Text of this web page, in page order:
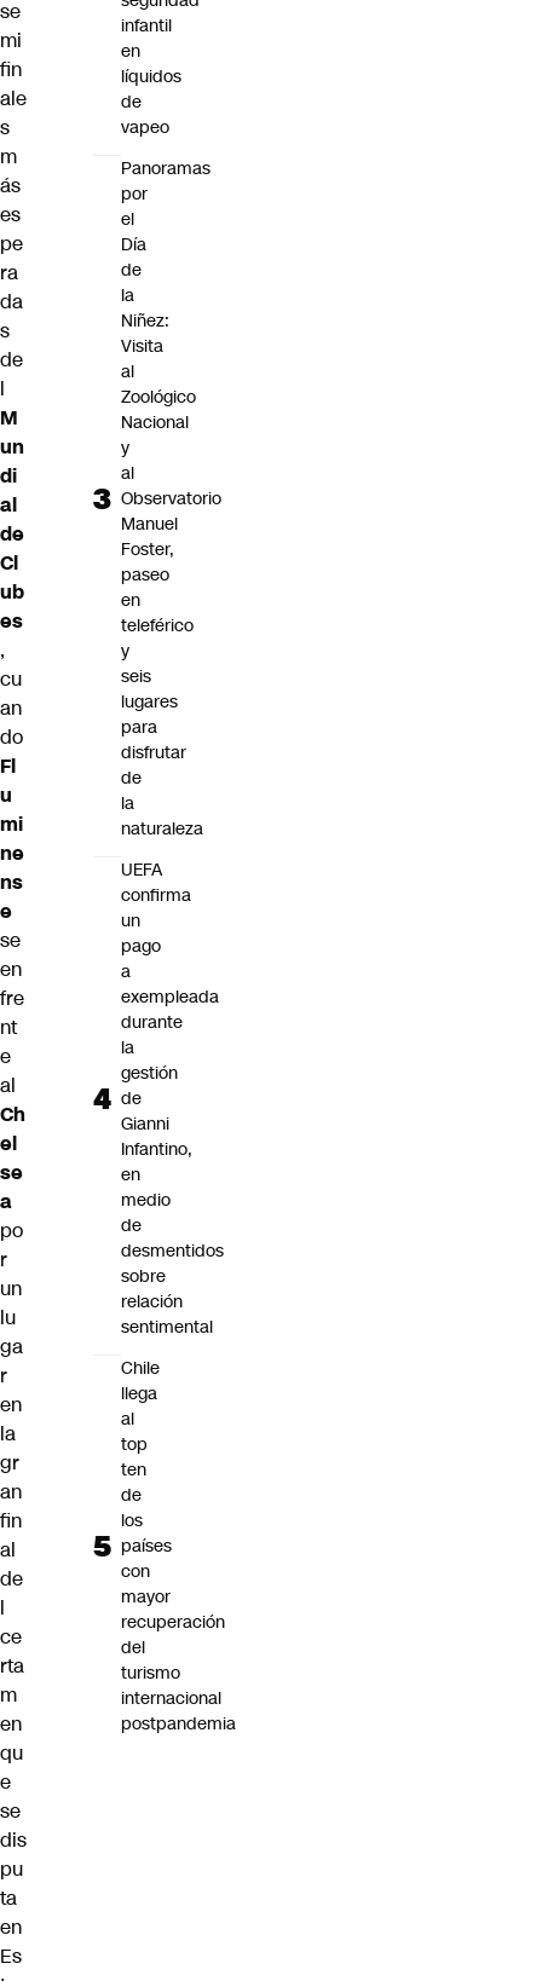
se
mi
fin
ale
s
m
ás
es
pe
ra
da
s
de
l
M
un
di
al
de
Cl
ub
es
,
cu
an
do
Fl
u
mi
ne
ns
e
se
en
fre
nt
e
al
Ch
el
se
a
po
r
un
lu
ga
r
en
la
gr
an
fin
al
de
l
ce
rta
m
en
qu
e
se
dis
pu
ta
en
Es
infantil
en
líquidos
de
vapeo
Panoramas
por
el
Día
de
la
Niñez:
Visita
al
Zoológico
Nacional
y
al
Observatorio
Manuel
Foster,
paseo
en
teleférico
y
seis
lugares
para
disfrutar
de
la
naturaleza
UEFA
confirma
un
pago
a
exempleada
durante
la
gestión
de
Gianni
Infantino,
en
medio
de
desmentidos
sobre
relación
sentimental
Chile
llega
al
top
ten
de
los
países
con
mayor
recuperación
del
turismo
internacional
postpandemia